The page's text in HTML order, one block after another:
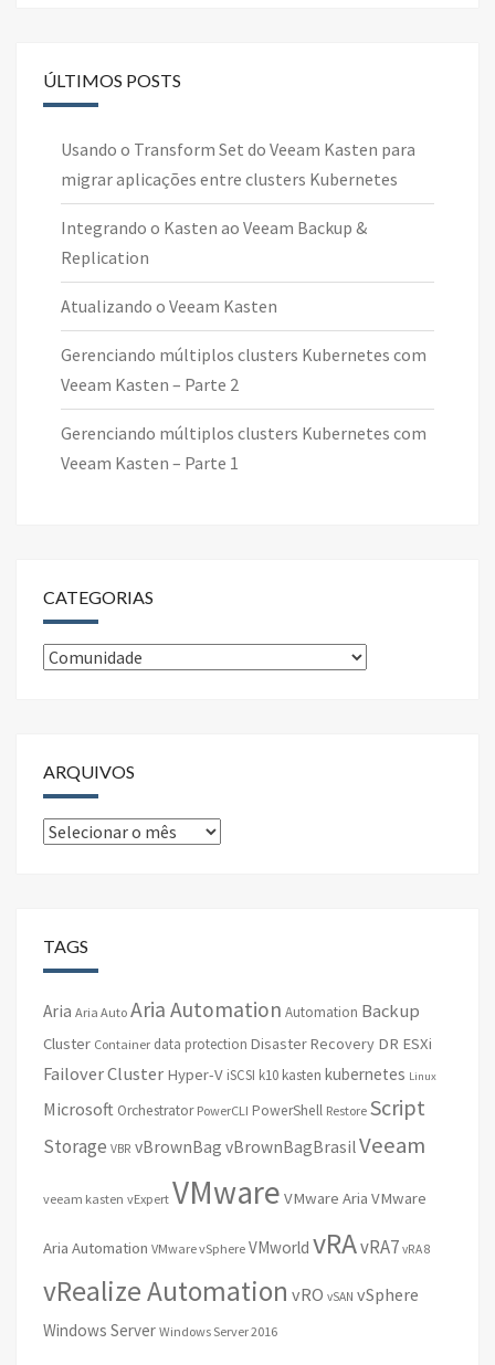
ÚLTIMOS POSTS
Usando o Transform Set do Veeam Kasten para
migrar aplicações entre clusters Kubernetes
Integrando o Kasten ao Veeam Backup &
Replication
Atualizando o Veeam Kasten
Gerenciando múltiplos clusters Kubernetes com
Veeam Kasten – Parte 2
Gerenciando múltiplos clusters Kubernetes com
Veeam Kasten – Parte 1
CATEGORIAS
Categorias
ARQUIVOS
Arquivos
TAGS
Aria Aria Auto Aria Automation Automation Backup
Cluster Container data protection Disaster Recovery DR ESXi
Failover Cluster Hyper-V iSCSI k10 kasten kubernetes Linux
Microsoft Orchestrator PowerCLI PowerShell Restore Script
Storage VBR vBrownBag vBrownBagBrasilVeeam
veeam kasten vExpert VMware VMware Aria VMware
Aria Automation VMware vSphere VMworld vRAvRA7 vRA 8
vRealize Automation vRO vSAN vSphere
Windows Server Windows Server 2016